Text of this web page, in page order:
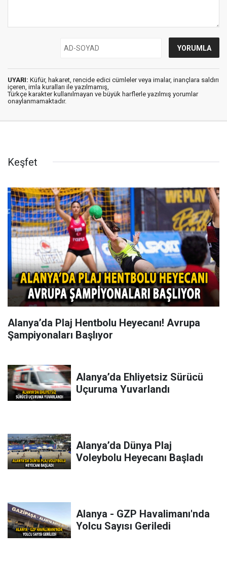
UYARI: Küfür, hakaret, rencide edici cümleler veya imalar, inançlara saldırı
içeren, imla kuralları ile yazılmamış,
Türkçe karakter kullanılmayan ve büyük harflerle yazılmış yorumlar
onaylanmamaktadır.
Keşfet
Alanya’da Plaj Hentbolu Heyecanı! Avrupa
Şampiyonaları Başlıyor
Alanya’da Ehliyetsiz Sürücü
Uçuruma Yuvarlandı
Alanya’da Dünya Plaj
Voleybolu Heyecanı Başladı
Alanya - GZP Havalimanı'nda
Yolcu Sayısı Geriledi